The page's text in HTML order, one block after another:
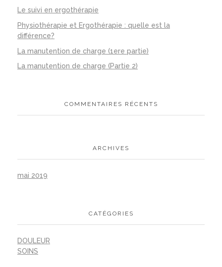
Le suivi en ergothérapie
Physiothérapie et Ergothérapie : quelle est la
différence?
La manutention de charge (1ere partie)
La manutention de charge (Partie 2)
COMMENTAIRES RÉCENTS
ARCHIVES
mai 2019
CATÉGORIES
DOULEUR
SOINS